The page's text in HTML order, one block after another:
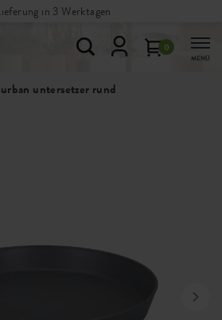
in 3 Werktagen
0
MENÜ
untersetzer rund